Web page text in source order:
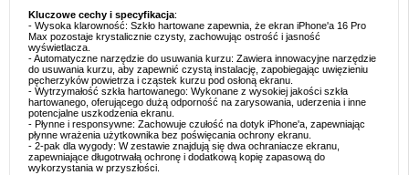
Kluczowe cechy i specyfikacja:
- Wysoka klarowność: Szkło hartowane zapewnia, że ekran iPhone'a 16 Pro
Max pozostaje krystalicznie czysty, zachowując ostrość i jasność
wyświetlacza.
- Automatyczne narzędzie do usuwania kurzu: Zawiera innowacyjne narzędzie
do usuwania kurzu, aby zapewnić czystą instalację, zapobiegając uwięzieniu
pęcherzyków powietrza i cząstek kurzu pod osłoną ekranu.
- Wytrzymałość szkła hartowanego: Wykonane z wysokiej jakości szkła
hartowanego, oferującego dużą odporność na zarysowania, uderzenia i inne
potencjalne uszkodzenia ekranu.
- Płynne i responsywne: Zachowuje czułość na dotyk iPhone'a, zapewniając
płynne wrażenia użytkownika bez poświęcania ochrony ekranu.
- 2-pak dla wygody: W zestawie znajdują się dwa ochraniacze ekranu,
zapewniające długotrwałą ochronę i dodatkową kopię zapasową do
wykorzystania w przyszłości.